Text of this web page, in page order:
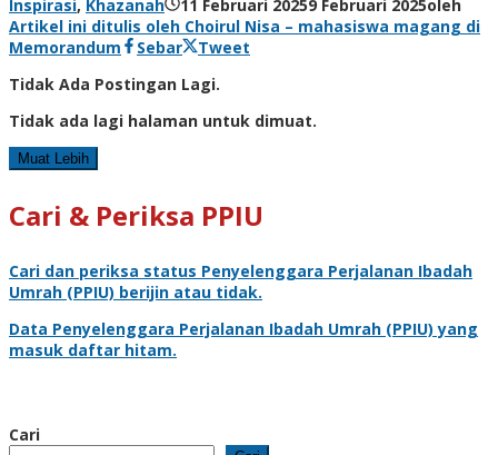
Inspirasi, Khazanah 11 Februari 20259 Februari 2025oleh
Artikel ini ditulis oleh Choirul Nisa – mahasiswa magang di
Memorandum
Sebar
Tweet
Tidak Ada Postingan Lagi.
Tidak ada lagi halaman untuk dimuat.
Muat Lebih
Cari & Periksa PPIU
Cari dan periksa status Penyelenggara Perjalanan Ibadah
Umrah (PPIU) berijin atau tidak.
Data Penyelenggara Perjalanan Ibadah Umrah (PPIU) yang
masuk daftar hitam.
Cari